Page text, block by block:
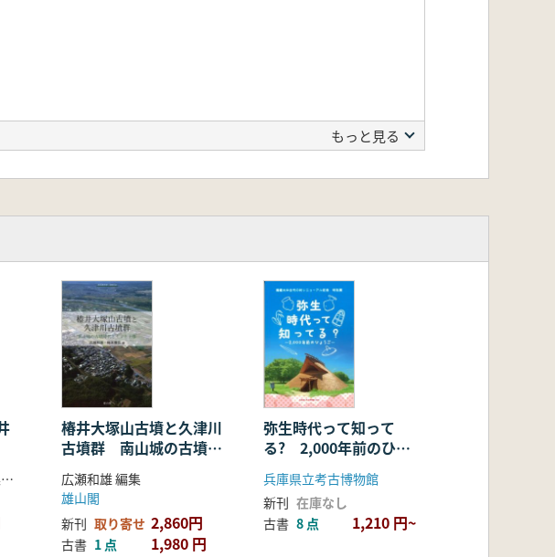
墳」は「前方後方形墳丘墓」か
もっと見る
中井均先生退職記念論集刊行会 編集
椿井大塚山古墳と久津川
古墳群 南山城の古墳時
代とヤマト王権
広瀬和雄 編集
雄山閣
新刊 取り寄せ 2,860円
古書 1 点 1,980 円
弥生時代って知って
る? 2,000年前のひょ
うご
兵庫県立考古博物館
新刊 在庫なし
古書 8 点 1,210 円~